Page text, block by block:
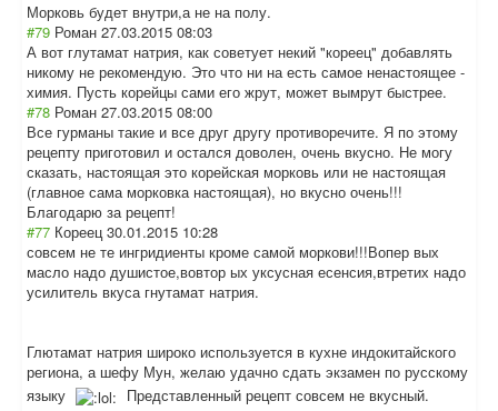
Морковь будет внутри,а не на полу.
#79 Роман 27.03.2015 08:03
А вот глутамат натрия, как советует некий "кореец" добавлять
никому не рекомендую. Это что ни на есть самое ненастоящее -
химия. Пусть корейцы сами его жрут, может вымрут быстрее.
#78 Роман 27.03.2015 08:00
Все гурманы такие и все друг другу противоречите. Я по этому
рецепту приготовил и остался доволен, очень вкусно. Не могу
сказать, настоящая это корейская морковь или не настоящая
(главное сама морковка настоящая), но вкусно очень!!!
Благодарю за рецепт!
#77 Кореец 30.01.2015 10:28
совсем не те ингридиенты кроме самой моркови!!!Вопер вых
масло надо душистое,вовтор ых уксусная есенсия,втретих надо
усилитель вкуса гнутамат натрия.
Глютамат натрия широко используется в кухне индокитайского
региона, а шефу Мун, желаю удачно сдать экзамен по русскому
языку
Представленный рецепт совсем не вкусный.